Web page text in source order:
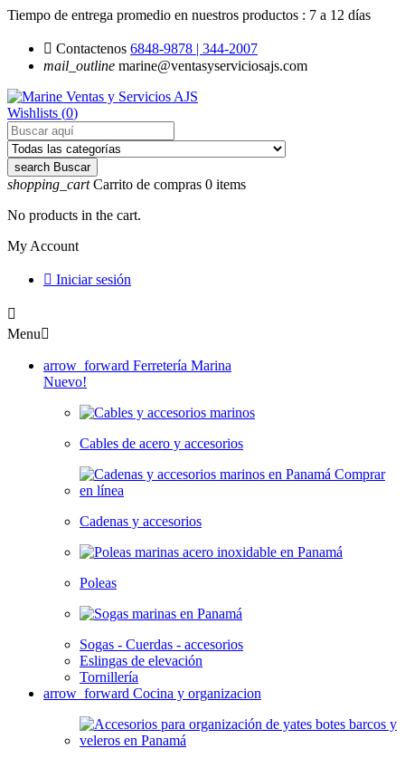
Tiempo de entrega promedio en nuestros productos : 7 a 12 días
 Contactenos 6848-9878 | 344-2007
mail_outline marine@ventasyserviciosajs.com
Wishlists (0)
search Buscar
shopping_cart Carrito de compras 0 items
No products in the cart.
My Account
 Iniciar sesión

Menu
arrow_forward Ferretería Marina
Nuevo!
Cables de acero y accesorios
Cadenas y accesorios
Poleas
Sogas - Cuerdas - accesorios
Eslingas de elevación
Tornillería
arrow_forward Cocina y organizacion